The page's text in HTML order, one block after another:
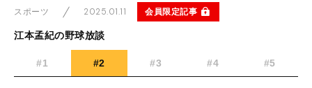
スポーツ 2025.01.11 会員限定記事
江本孟紀の野球放談
#1 #2 #3 #4 #5